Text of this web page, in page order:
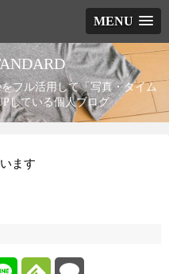
MENU
フル活用して「写真・タイム
している個人ブログ
ます